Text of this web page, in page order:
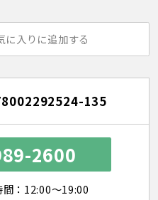
に入りに追加する
135
2600
間：12:00～19:00